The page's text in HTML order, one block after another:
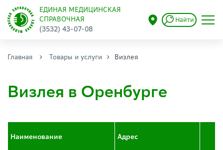
ЕДИНАЯ МЕДИЦИНСКАЯ
СПРАВОЧНАЯ
(3532) 43-07-08
Найти
Главная Товары и услуги Визлея
Визлея в Оренбурге
Наименование Адрес